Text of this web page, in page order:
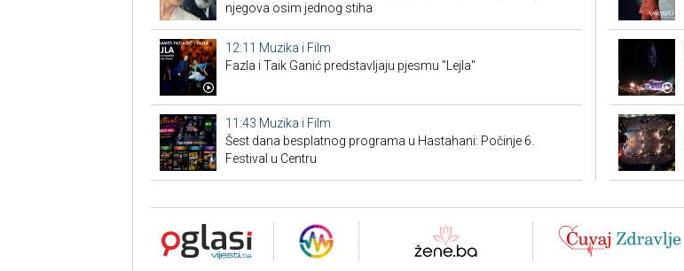
njegova osim jednog stiha
12:11 Muzika i Film
Fazla i Taik Ganić predstavljaju pjesmu "Lejla"
11:43 Muzika i Film
Šest dana besplatnog programa u Hastahani: Počinje 6.
Festival u Centru